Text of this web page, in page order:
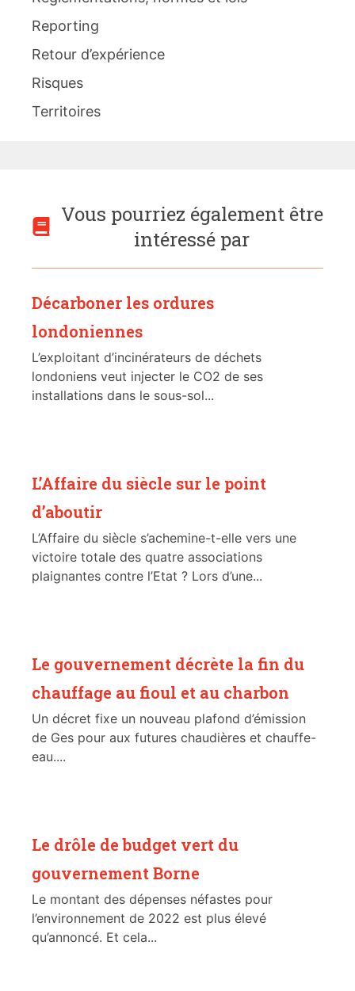
Reporting
Retour d’expérience
Risques
Territoires
Vous pourriez également être
intéressé par
Décarboner les ordures
londoniennes
L’exploitant d’incinérateurs de déchets
londoniens veut injecter le CO2 de ses
installations dans le sous-sol...
L’Affaire du siècle sur le point
d’aboutir
L’Affaire du siècle s’achemine-t-elle vers une
victoire totale des quatre associations
plaignantes contre l’Etat ? Lors d’une...
Le gouvernement décrète la fin du
chauffage au fioul et au charbon
Un décret fixe un nouveau plafond d’émission
de Ges pour aux futures chaudières et chauffe-
eau....
Le drôle de budget vert du
gouvernement Borne
Le montant des dépenses néfastes pour
l’environnement de 2022 est plus élevé
qu’annoncé. Et cela...